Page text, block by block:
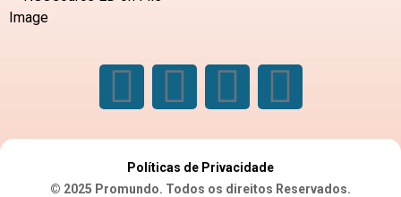
Políticas de Privacidade
© 2025 Promundo. Todos os direitos Reservados.